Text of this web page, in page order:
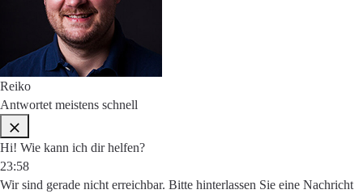
Reiko
Antwortet meistens schnell
Hi! Wie kann ich dir helfen?
23:58
Wir sind gerade nicht erreichbar. Bitte hinterlassen Sie eine Nachricht